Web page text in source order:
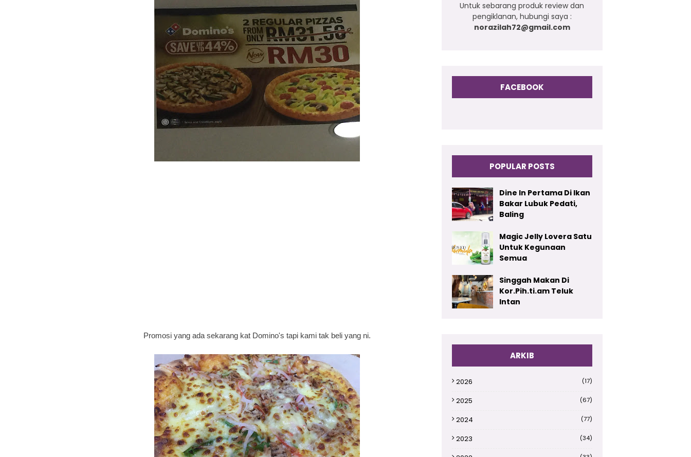
Promosi yang ada sekarang kat Domino's tapi kami tak beli yang ni.
Untuk sebarang produk review dan
pengiklanan, hubungi saya :
norazilah72@gmail.com
FACEBOOK
POPULAR POSTS
Dine In Pertama Di Ikan
Bakar Lubuk Pedati,
Baling
Magic Jelly Lovera Satu
Untuk Kegunaan
Semua
Singgah Makan Di
Kor.Pih.ti.am Teluk
Intan
ARKIB
2026 (17)
2025 (67)
2024 (77)
2023 (34)